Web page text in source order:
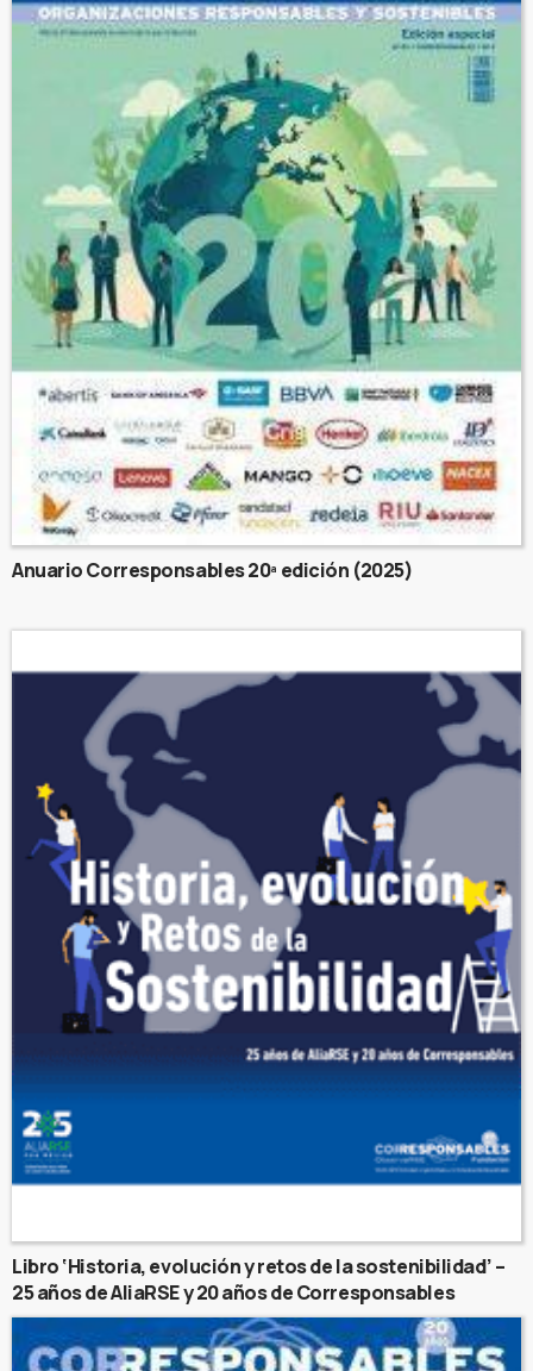
Anuario Corresponsables 20ª edición (2025)
Libro ‘Historia, evolución y retos de la sostenibilidad’ –
25 años de AliaRSE y 20 años de Corresponsables